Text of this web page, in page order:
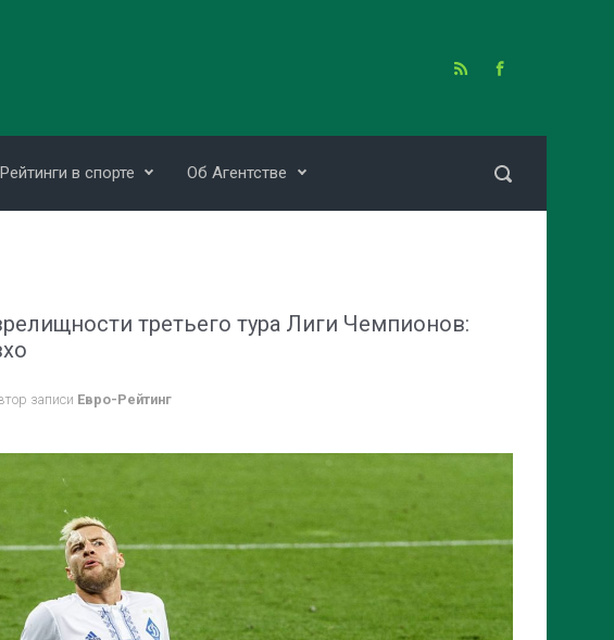
Рейтинги в спорте Об Агентстве
третьего тура Лиги Чемпионов:
записи Евро-Рейтинг